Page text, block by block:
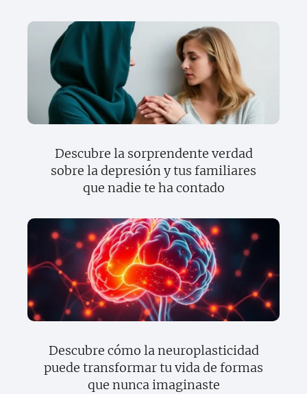
Descubre la sorprendente verdad
sobre la depresión y tus familiares
que nadie te ha contado
Descubre cómo la neuroplasticidad
puede transformar tu vida de formas
que nunca imaginaste